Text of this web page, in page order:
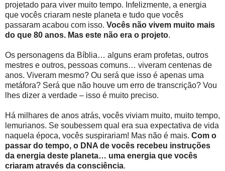
projetado para viver muito tempo. Infelizmente, a energia
que vocês criaram neste planeta e tudo que vocês
passaram acabou com isso. Vocês não vivem muito mais
do que 80 anos. Mas este não era o projeto.
Os personagens da Bíblia… alguns eram profetas, outros
mestres e outros, pessoas comuns… viveram centenas de
anos. Viveram mesmo? Ou será que isso é apenas uma
metáfora? Será que não houve um erro de transcrição? Vou
lhes dizer a verdade – isso é muito preciso.
Há milhares de anos atrás, vocês viviam muito, muito tempo,
lemurianos. Se soubessem qual era sua expectativa de vida
naquela época, vocês suspirariam! Mas não é mais. Com o
passar do tempo, o DNA de vocês recebeu instruções
da energia deste planeta… uma energia que vocês
criaram através da consciência.